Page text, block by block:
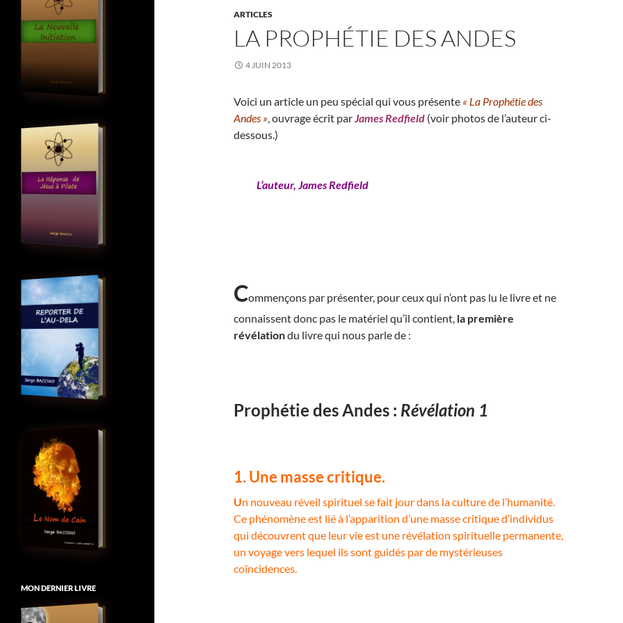
ARTICLES
LA PROPHÉTIE DES ANDES
4 JUIN 2013
Voici un article un peu spécial qui vous présente « La Prophétie des
Andes », ouvrage écrit parJames Redfield (voir photos de l’auteur ci-
dessous.)
L’auteur, James Redfield
Commençons par présenter, pour ceux qui n’ont pas lu le livre et ne
connaissent donc pas le matériel qu’il contient, la première
révélationdu livre qui nous parle de :
Prophétie des Andes : Révélation 1
1. Une masse critique.
Un nouveau réveil spirituel se fait jour dans la culture de l’humanité.
Ce phénomène est lié à l’apparition d’une masse critique d’individus
qui découvrent que leur vie est une révélation spirituelle permanente,
un voyage vers lequel ils sont guidés par de mystérieuses
coïncidences.
MON DERNIER LIVRE